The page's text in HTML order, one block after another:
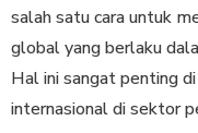
salah satu cara untuk
global yang berlaku
Hal ini sangat penting
internasional di sektor